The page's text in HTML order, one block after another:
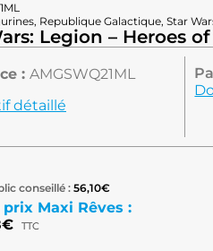
, Republique Galactique, Star
Legion – Heroes
: AMGSWQ21ML
détaillé
conseillé : 56,10€
Maxi Rêves :
€ TTC